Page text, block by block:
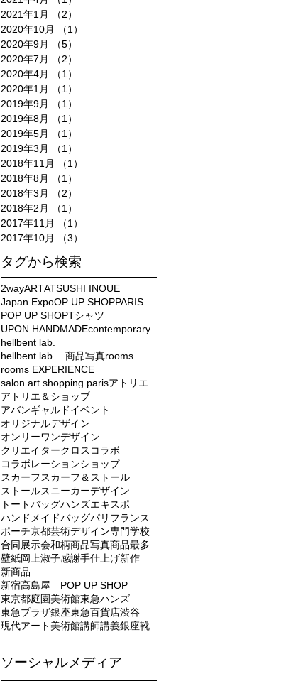
2021年1月
（2）
2020年10月
（1）
2020年9月
（5）
2020年7月
（2）
2020年4月
（1）
2020年1月
（1）
2019年9月
（1）
2019年8月
（1）
2019年5月
（1）
2019年3月
（1）
2018年11月
（1）
2018年8月
（1）
2018年3月
（2）
2018年2月
（1）
2017年11月
（1）
2017年10月
（3）
タグから検索
2wayARTATSUSHI INOUE
Japan ExpoOP UP SHOPPARIS
POP UP SHOPTシャツ
UPON HANDMADEcontemporary
hellbent lab.
hellbent lab. 商品写真rooms
rooms EXPERIENCE
salon art shopping parisアトリエ
アトリエ＆ショップ
アバンギャルドイベント
オリジナルデザイン
オンリーワンデザイン
クリエイタークロス コラボ
コラボレーションショップ
スカーフスカーフ＆ストール
ストールスニーカーデザイン
トートバッグハンズエキスポ
ハンドメイドバッグパリ フランス
ポーチ京都芸術デザイン専門学校
合同展示会和柄商品写真商品最多
壁紙岡上淑子感謝手仕上げ新作
新商品
新宿高島屋 POP UP SHOP
東京都庭園美術館東急ハンズ
東急プラザ銀座東急百貨店渋谷
現代アート 美術館講師講義銀座靴
ソーシャルメディア